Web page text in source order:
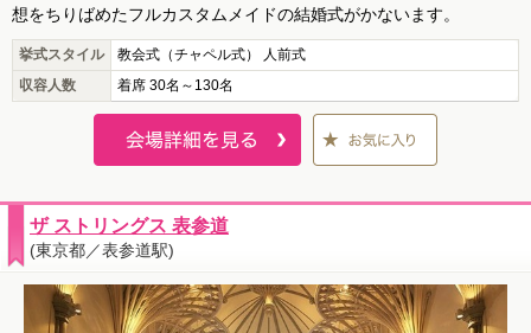
想をちりばめたフルカスタムメイドの結婚式がかないます。
挙式スタイル
教会式（チャペル式） 人前式
収容人数
着席 30名～130名
ザ ストリングス 表参道
(東京都／表参道駅)